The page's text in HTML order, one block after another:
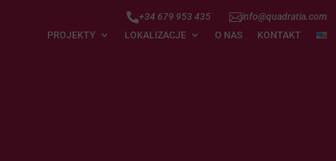
+34 679 953 435 info@quadratia.com
PROJEKTY
LOKALIZACJE O NAS KONTAKT